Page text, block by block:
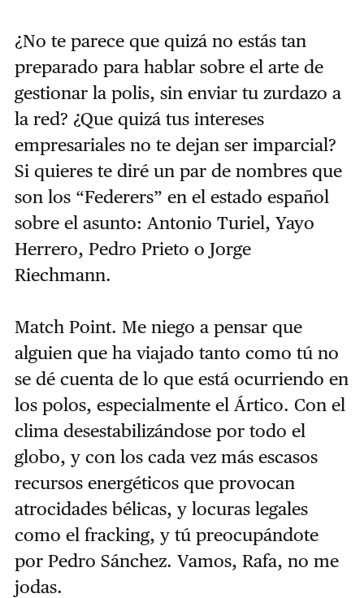
¿No te parece que quizá no estás tan
preparado para hablar sobre el arte de
gestionar la polis, sin enviar tu zurdazo a
la red? ¿Que quizá tus intereses
empresariales no te dejan ser imparcial?
Si quieres te diré un par de nombres que
son los “Federers” en el estado español
sobre el asunto: Antonio Turiel, Yayo
Herrero, Pedro Prieto o Jorge
Riechmann.
Match Point. Me niego a pensar que
alguien que ha viajado tanto como tú no
se dé cuenta de lo que está ocurriendo en
los polos, especialmente el Ártico. Con el
clima desestabilizándose por todo el
globo, y con los cada vez más escasos
recursos energéticos que provocan
atrocidades bélicas, y locuras legales
como el fracking, y tú preocupándote
por Pedro Sánchez. Vamos, Rafa, no me
jodas.